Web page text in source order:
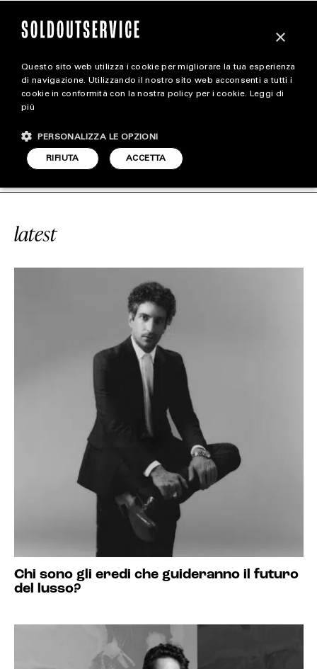
magazine
STYLE
FOOTWEAR
#GRUPPO PRADA
latest
Chi sono gli eredi che guideranno il futuro
del lusso?
×
Questo sito web utilizza i cookie per migliorare la tua esperienza
di navigazione. Utilizzando il nostro sito web acconsenti a tutti i
cookie in conformità con la nostra policy per i cookie. Leggi di
più
ACCETTA
RIFIUTA
PERSONALIZZA LE OPZIONI